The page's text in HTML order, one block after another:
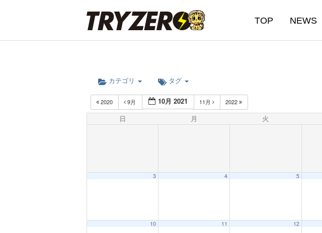
TOP NEWS
カテゴリ タグ
2020 9月 10月 2021 11月 2022
日 月 火
3 4 5
10 11 12